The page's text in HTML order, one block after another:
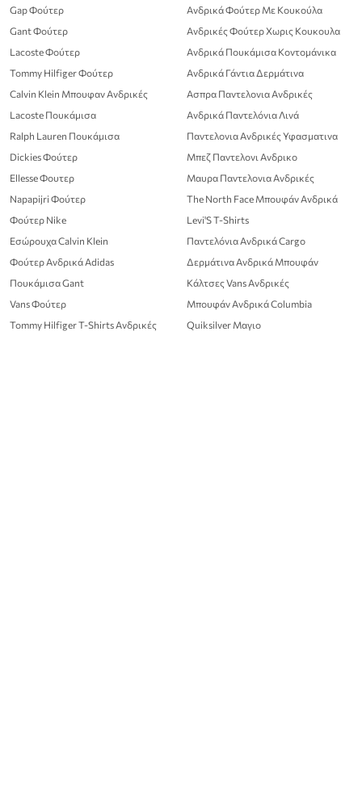
Gap Φούτερ
Gant Φούτερ
Lacoste Φούτερ
Tommy Hilfiger Φούτερ
Calvin Klein Μπουφαν Ανδρικές
Lacoste Πουκάμισα
Ralph Lauren Πουκάμισα
Dickies Φούτερ
Ellesse Φουτερ
Napapijri Φούτερ
Φούτερ Nike
Εσώρουχα Calvin Klein
Φούτερ Ανδρικά Adidas
Πουκάμισα Gant
Vans Φούτερ
Tommy Hilfiger T-Shirts Ανδρικές
Ανδρικά Φούτερ Με Κουκούλα
Ανδρικές Φούτερ Χωρις Κουκουλα
Ανδρικά Πουκάμισα Κοντομάνικα
Ανδρικά Γάντια Δερμάτινα
Ασπρα Παντελονια Ανδρικές
Ανδρικά Παντελόνια Λινά
Παντελονια Ανδρικές Υφασματινα
Μπεζ Παντελονι Ανδρικο
Μαυρα Παντελονια Ανδρικές
The North Face Μπουφάν Ανδρικά
Levi'S T-Shirts
Παντελόνια Ανδρικά Cargo
Δερμάτινα Ανδρικά Μπουφάν
Κάλτσες Vans Ανδρικές
Μπουφάν Ανδρικά Columbia
Quiksilver Μαγιο